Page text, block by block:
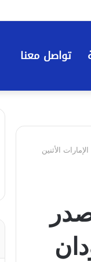
تواصل معنا
الأثنين